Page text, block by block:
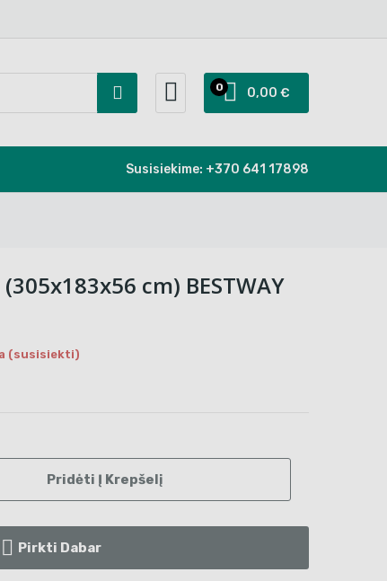
0,00 €
0
Susisiekime: +370 641 17898
cm) BESTWAY
(susisiekti)
Pridėti Į Krepšelį
Pirkti Dabar